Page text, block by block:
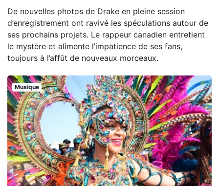
De nouvelles photos de Drake en pleine session
d’enregistrement ont ravivé les spéculations autour de
ses prochains projets. Le rappeur canadien entretient
le mystère et alimente l’impatience de ses fans,
toujours à l’affût de nouveaux morceaux.
Musique